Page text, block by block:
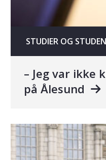
STUDIER OG
– Jeg var ikke
på Ålesund